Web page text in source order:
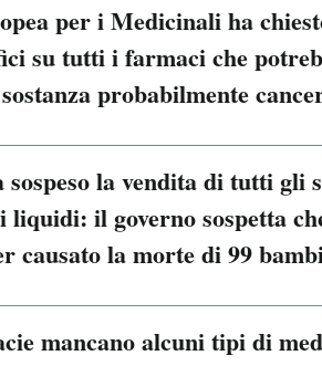
per i Medicinali ha
su tutti i farmaci che
probabilmente
sospeso la vendita di tutti gli
il governo sospetta
causato la morte di 99
mancano alcuni tipi di